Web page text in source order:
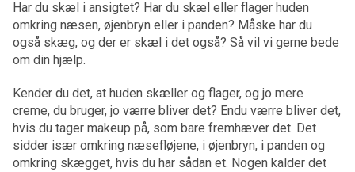
Har du skæl i ansigtet? Har du skæl eller flager huden
omkring næsen, øjenbryn eller i panden? Måske har du
også skæg, og der er skæl i det også? Så vil vi gerne bede
om din hjælp.
Kender du det, at huden skæller og flager, og jo mere
creme, du bruger, jo værre bliver det? Endu værre bliver det,
hvis du tager makeup på, som bare fremhæver det. Det
sidder især omkring næsefløjene, i øjenbryn, i panden og
omkring skægget, hvis du har sådan et. Nogen kalder det